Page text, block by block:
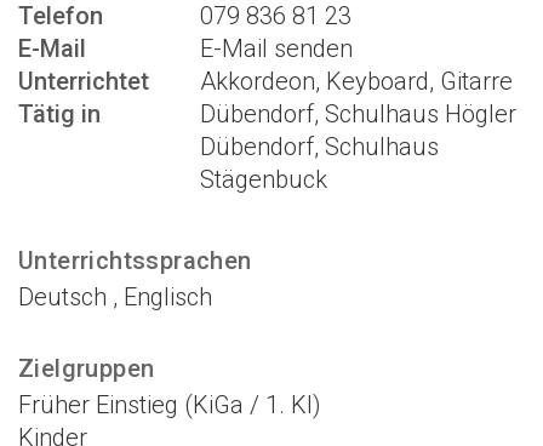
Telefon
079 836 81 23
E-Mail
E-Mail senden
Unterrichtet
Akkordeon, Keyboard, Gitarre
Tätig in
Dübendorf, Schulhaus Högler
Dübendorf, Schulhaus
Stägenbuck
Unterrichtssprachen
Deutsch , Englisch
Zielgruppen
Früher Einstieg (KiGa / 1. Kl)
Kinder